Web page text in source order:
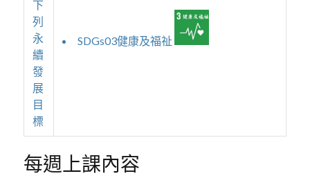
下
列
永
續
發
展
目
標
SDGs03健康及福祉
每週上課內容